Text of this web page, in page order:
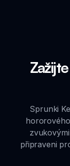
Sprunki
připraveni